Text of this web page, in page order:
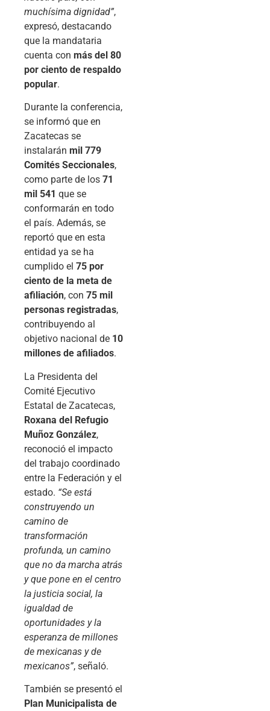
muchísima dignidad”,
expresó, destacando
que la mandataria
cuenta con más del 80
por ciento de respaldo
popular.
Durante la conferencia,
se informó que en
Zacatecas se
instalarán mil 779
Comités Seccionales,
como parte de los 71
mil 541 que se
conformarán en todo
el país. Además, se
reportó que en esta
entidad ya se ha
cumplido el 75 por
ciento de la meta de
afiliación, con 75 mil
personas registradas,
contribuyendo al
objetivo nacional de 10
millones de afiliados.
La Presidenta del
Comité Ejecutivo
Estatal de Zacatecas,
Roxana del Refugio
Muñoz González,
reconoció el impacto
del trabajo coordinado
entre la Federación y el
estado. “Se está
construyendo un
camino de
transformación
profunda, un camino
que no da marcha atrás
y que pone en el centro
la justicia social, la
igualdad de
oportunidades y la
esperanza de millones
de mexicanas y de
mexicanos”, señaló.
También se presentó el
Plan Municipalista de